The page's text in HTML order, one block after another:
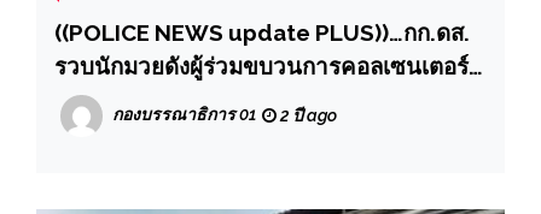
((POLICE NEWS update PLUS))…กก.ดส.
รวบนักมวยดังผู้ร่วมขบวนการคอลเซนเตอร์
ต้มตุ๋นทางออนไลน์ เสียหายหลักล้านบาท
กองบรรณาธิการ 01 2 ปี ago